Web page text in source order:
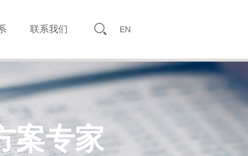
EN
联系我们
案专家